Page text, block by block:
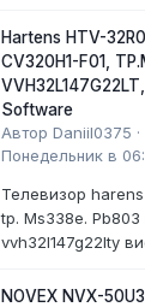
Hartens HTV-
CV320H1-F01,
Software
АвторDaniil0375 ·
Понедельник в
Телевизор
tp. Ms338e. Pb803
vvh32l147g22lty
NOVEX NVX-